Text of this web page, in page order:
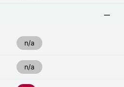
n/a
n/a